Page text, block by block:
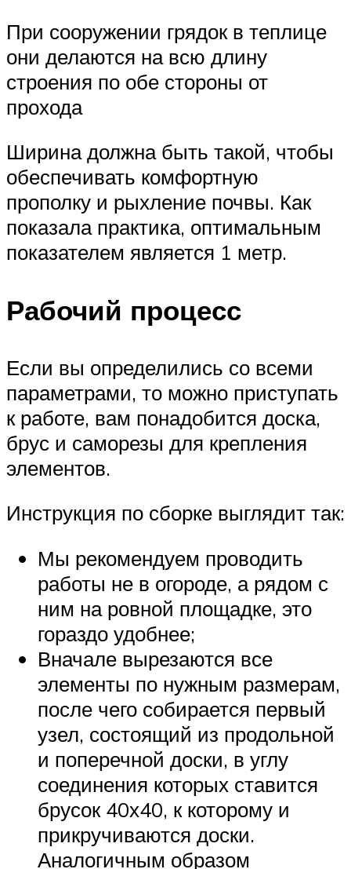
При сооружении грядок в теплице
они делаются на всю длину
строения по обе стороны от
прохода
Ширина должна быть такой, чтобы
обеспечивать комфортную
прополку и рыхление почвы. Как
показала практика, оптимальным
показателем является 1 метр.
Рабочий процесс
Если вы определились со всеми
параметрами, то можно приступать
к работе, вам понадобится доска,
брус и саморезы для крепления
элементов.
Инструкция по сборке выглядит так:
Мы рекомендуем проводить
работы не в огороде, а рядом с
ним на ровной площадке, это
гораздо удобнее;
Вначале вырезаются все
элементы по нужным размерам,
после чего собирается первый
узел, состоящий из продольной
и поперечной доски, в углу
соединения которых ставится
брусок 40х40, к которому и
прикручиваются доски.
Аналогичным образом